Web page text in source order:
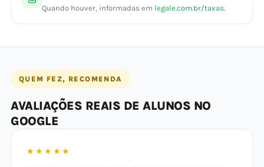
Quando houver, informadas em legale.com.br/taxas.
QUEM FEZ, RECOMENDA
AVALIAÇÕES REAIS DE ALUNOS NO
GOOGLE
★★★★★